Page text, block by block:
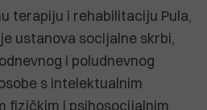
terapiju i rehabilitaciju Pula,
ustanova socijalne skrbi,
i poludnevnog
s intelektualnim
fizičkim i psihosocijalnim